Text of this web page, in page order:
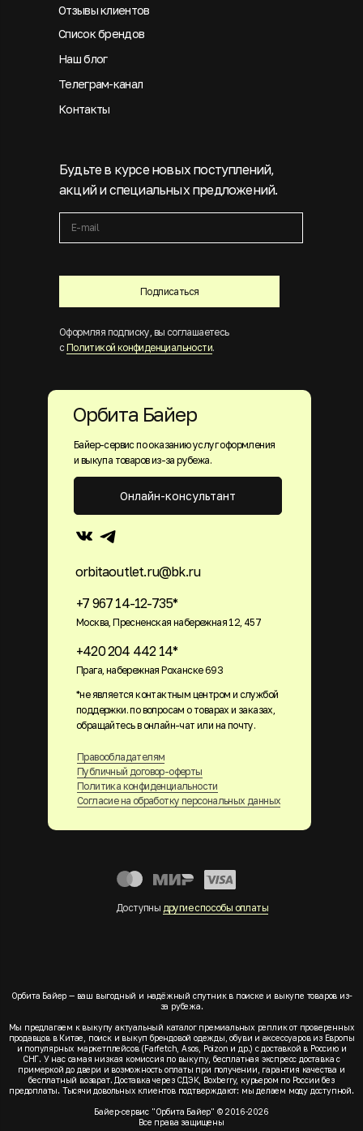
Подписаться
Будьте в курсе новых поступлений,
акций и специальных предложений.
Оформляя подписку, вы соглашаетесь
с Политикой конфиденциальности.
Отзывы клиентов
Список брендов
Наш блог
Телеграм-канал
Контакты
Байер-сервис по оказанию услуг оформления
и выкупа товаров из-за рубежа.
+7 967 14-12-735*
Москва, Пресненская набережная 12, 457
+420 204 442 14*
Прага, набережная Роханске 693
orbitaoutlet.ru@bk.ru
Правообладателям
Публичный договор-оферты
Политика конфиденциальности
Согласие на обработку персональных данных
Онлайн-консультант
Орбита Байер
Доступны другие способы оплаты
*не является контактным центром и службой
поддержки. по вопросам о товарах и заказах,
обращайтесь в онлайн-чат или на почту.
Орбита Байер — ваш выгодный и надёжный спутник в поиске и выкупе товаров из-
за рубежа.
Мы предлагаем к выкупу актуальный каталог премиальных реплик от проверенных
продавцов в Китае, поиск и выкуп брендовой одежды, обуви и аксессуаров из Европы
и популярных маркетплейсов (Farfetch, Asos, Poizon и др.) с доставкой в Россию и
СНГ. У нас самая низкая комиссия по выкупу, бесплатная экспресс доставка с
примеркой до двери и возможность оплаты при получении, гарантия качества и
бесплатный возврат. Доставка через СДЭК, Boxberry, курьером по России без
предоплаты. Тысячи довольных клиентов подтверждают: мы делаем моду доступной.
Байер-сервис "Орбита Байер" © 2016-2026
Все права защищены